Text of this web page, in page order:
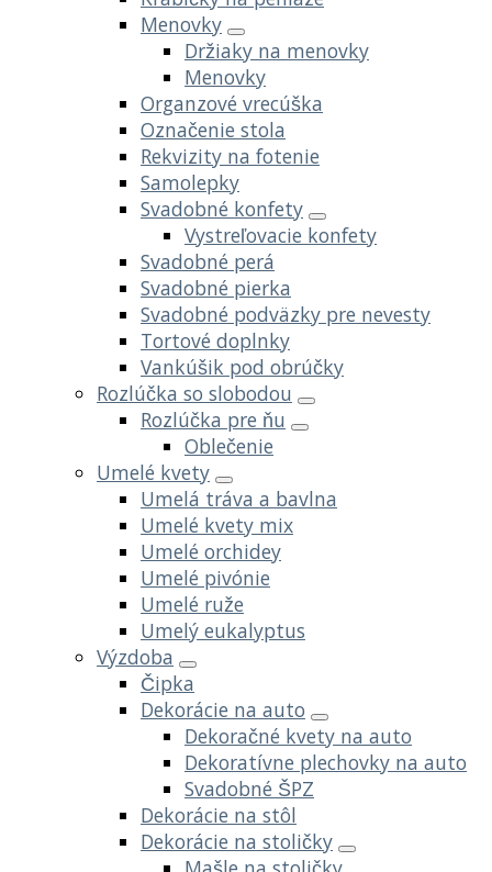
Menovky
Držiaky na menovky
Menovky
Organzové vrecúška
Označenie stola
Rekvizity na fotenie
Samolepky
Svadobné konfety
Vystreľovacie konfety
Svadobné perá
Svadobné pierka
Svadobné podväzky pre nevesty
Tortové doplnky
Vankúšik pod obrúčky
Rozlúčka so slobodou
Rozlúčka pre ňu
Oblečenie
Umelé kvety
Umelá tráva a bavlna
Umelé kvety mix
Umelé orchidey
Umelé pivónie
Umelé ruže
Umelý eukalyptus
Výzdoba
Čipka
Dekorácie na auto
Dekoračné kvety na auto
Dekoratívne plechovky na auto
Svadobné ŠPZ
Dekorácie na stôl
Dekorácie na stoličky